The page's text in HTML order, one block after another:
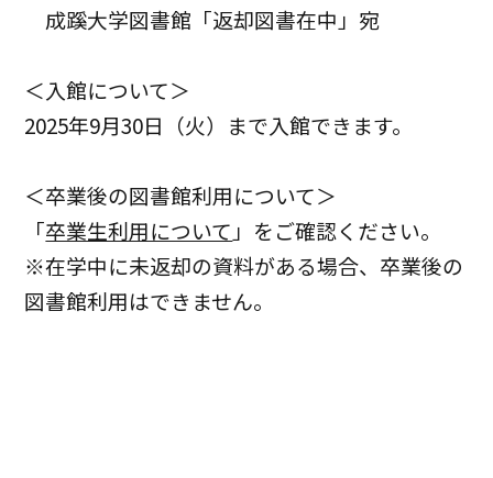
成蹊大学図書館「返却図書在中」宛
＜入館について＞
2025年9月30日（火）まで入館できます。
＜卒業後の図書館利用について＞
「卒業生利用について 」をご確認ください。
※在学中に未返却の資料がある場合、卒業後の
図書館利用はできません。